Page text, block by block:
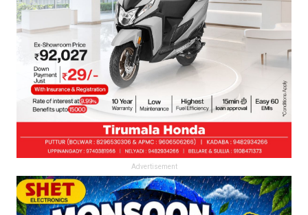
Advertisement